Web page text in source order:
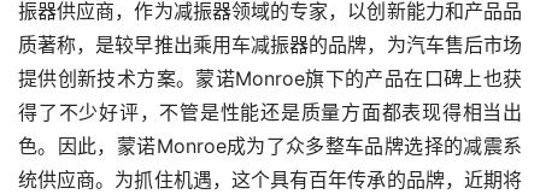
振器供应商，作为减振器领域的专家，以创新能力和产品品
质著称，是较早推出乘用车减振器的品牌，为汽车售后市场
提供创新技术方案。蒙诺Monroe旗下的产品在口碑上也获
得了不少好评，不管是性能还是质量方面都表现得相当出
色。因此，蒙诺Monroe成为了众多整车品牌选择的减震系
统供应商。为抓住机遇，这个具有百年传承的品牌，近期将